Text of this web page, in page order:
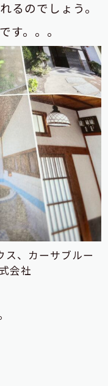
るのでしょう。
す。。。
、カーサブルー
会社